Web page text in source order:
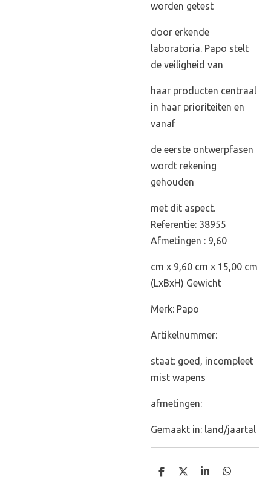
worden getest
door erkende
laboratoria. Papo stelt
de veiligheid van
haar producten centraal
in haar prioriteiten en
vanaf
de eerste ontwerpfasen
wordt rekening
gehouden
met dit aspect.
Referentie: 38955
Afmetingen : 9,60
cm x 9,60 cm x 15,00 cm
(LxBxH) Gewicht
Merk: Papo
Artikelnummer:
staat: goed, incompleet
mist wapens
afmetingen:
Gemaakt in: land/jaartal
D
D
S
D